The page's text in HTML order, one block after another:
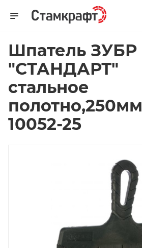
Шпатель ЗУБР
"СТАНДАРТ"
стальное
полотно,250мм
10052-25